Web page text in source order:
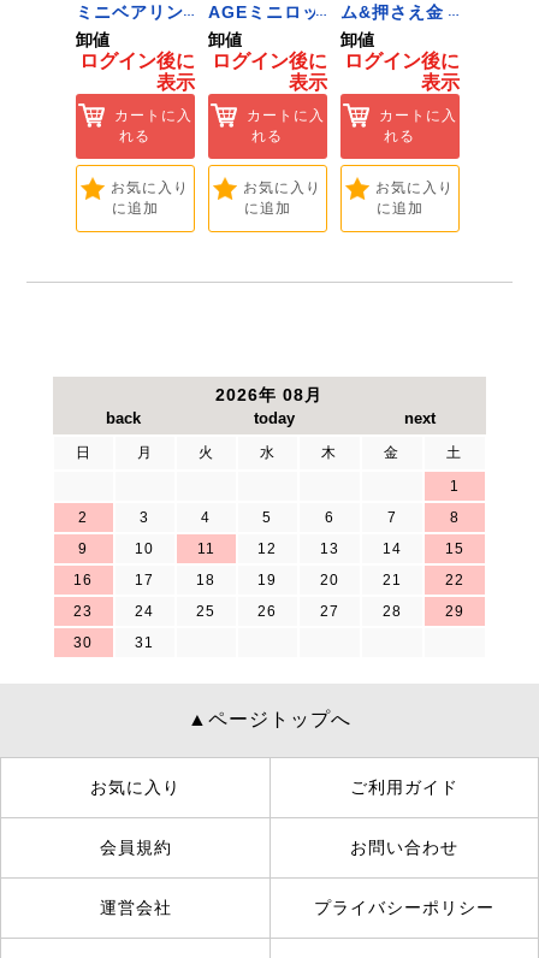
ミニベアリン
グタイプ 310
ミリ 72958
Hardware]
卸値
ログイン後に
表示
カートに入
れる
お気に入り
に追加
AGEミニロッ
ク 360W
[Tools &
Hardware]
卸値
ログイン後に
表示
カートに入
れる
お気に入り
に追加
ム&押さえ金
物 72909
卸値
ログイン後に
表示
カートに入
れる
お気に入り
に追加
2026年 08月
日 月 火 水 木 金
土
1
2
3 4 5 6 7
8
9
10 11 12 13 14
15
16
17 18 19 20 21
22
23
24 25 26 27 28
29
30
31
▲ページトップへ
お気に入り ご利用ガイド
会員規約 お問い合わせ
運営会社 プライバシーポリシー